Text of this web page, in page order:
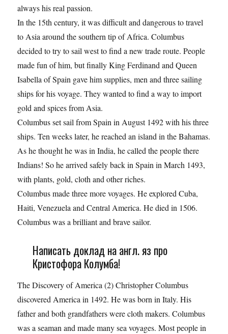
always his real passion.
In the 15th century, it was difficult and dangerous to travel
to Asia around the southern tip of Africa. Columbus
decided to try to sail west to find a new trade route. People
made fun of him, but finally King Ferdinand and Queen
Isabella of Spain gave him supplies, men and three sailing
ships for his voyage. They wanted to find a way to import
gold and spices from Asia.
Columbus set sail from Spain in August 1492 with his three
ships. Ten weeks later, he reached an island in the Bahamas.
As he thought he was in India, he called the people there
Indians! So he arrived safely back in Spain in March 1493,
with plants, gold, cloth and other riches.
Columbus made three more voyages. He explored Cuba,
Haiti, Venezuela and Central America. He died in 1506.
Columbus was a brilliant and brave sailor.
Написать доклад на англ. яз про
Кристофора Колумба!
The Discovery of America (2) Christopher Columbus
discovered America in 1492. He was born in Italy. His
father and both grandfathers were cloth makers. Columbus
was a seaman and made many sea voyages. Most people in